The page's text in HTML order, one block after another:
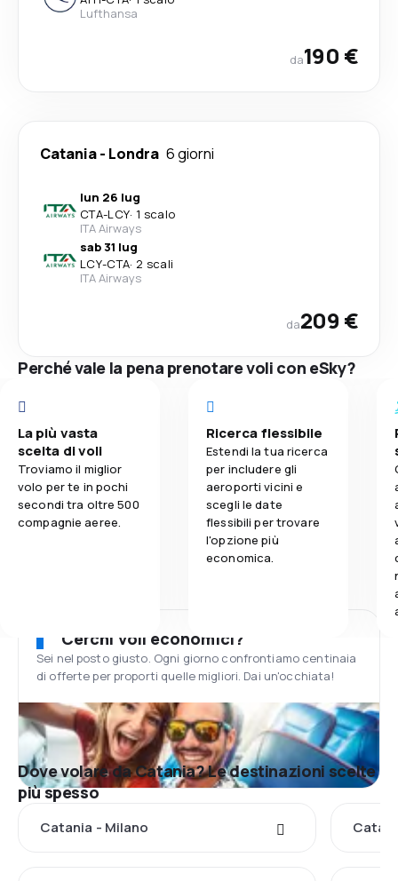
Lufthansa
da190 €
Catania- Londra 6 giorni
lun 26 lug
CTA-LCY· 1 scalo
ITA Airways
sab 31 lug
LCY-CTA· 2 scali
ITA Airways
da209 €
Perché vale la pena prenotare voli con eSky?
La più vasta
scelta di voli
Troviamo il miglior
volo per te in pochi
secondi tra oltre 500
compagnie aeree.
Ricerca flessibile
Estendi la tua ricerca
per includere gli
aeroporti vicini e
scegli le date
flessibili per trovare
l'opzione più
economica.
Cerchi voli economici?
Sei nel posto giusto. Ogni giorno confrontiamo centinaia
di offerte per proporti quelle migliori. Dai un'occhiata!
Dove volare da Catania? Le destinazioni scelte
più spesso
Catania - Milano